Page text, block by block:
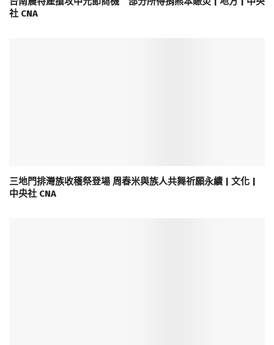
社 CNA
三地門排灣族收穫祭登場 周春米與族人共舞祈願永續 | 文化 |
中央社 CNA